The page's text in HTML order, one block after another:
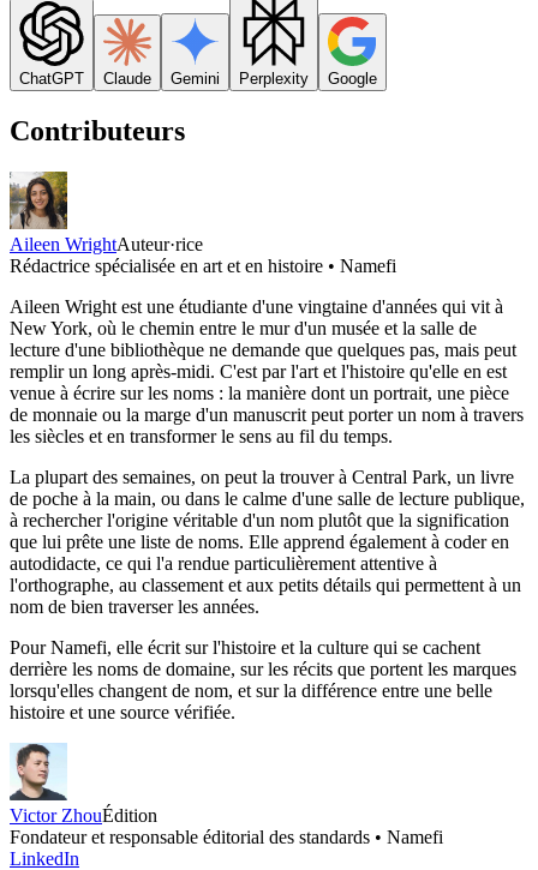
ChatGPT Claude Gemini Perplexity Google
Contributeurs
Aileen WrightAuteur·rice
Rédactrice spécialisée en art et en histoire • Namefi
Aileen Wright est une étudiante d'une vingtaine d'années qui vit à
New York, où le chemin entre le mur d'un musée et la salle de
lecture d'une bibliothèque ne demande que quelques pas, mais peut
remplir un long après-midi. C'est par l'art et l'histoire qu'elle en est
venue à écrire sur les noms : la manière dont un portrait, une pièce
de monnaie ou la marge d'un manuscrit peut porter un nom à travers
les siècles et en transformer le sens au fil du temps.
La plupart des semaines, on peut la trouver à Central Park, un livre
de poche à la main, ou dans le calme d'une salle de lecture publique,
à rechercher l'origine véritable d'un nom plutôt que la signification
que lui prête une liste de noms. Elle apprend également à coder en
autodidacte, ce qui l'a rendue particulièrement attentive à
l'orthographe, au classement et aux petits détails qui permettent à un
nom de bien traverser les années.
Pour Namefi, elle écrit sur l'histoire et la culture qui se cachent
derrière les noms de domaine, sur les récits que portent les marques
lorsqu'elles changent de nom, et sur la différence entre une belle
histoire et une source vérifiée.
Victor ZhouÉdition
Fondateur et responsable éditorial des standards • Namefi
LinkedIn